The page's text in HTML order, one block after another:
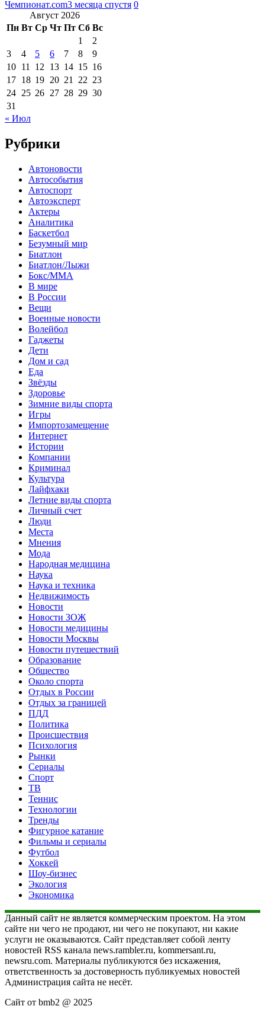
Чемпионат.com3 месяца спустя 0
Август 2026
Пн Вт Ср Чт Пт Сб Вс
1
2
3
4 5 6 7 8
9
10 11 12 13 14 15 16
17 18 19 20 21 22 23
24 25 26 27 28 29 30
31
« Июл
Рубрики
Автоновости
Автособытия
Автоспорт
Автоэксперт
Актеры
Аналитика
Баскетбол
Безумный мир
Биатлон
Биатлон/Лыжи
Бокс/MMA
В мире
В России
Вещи
Военные новости
Волейбол
Гаджеты
Дети
Дом и сад
Еда
Звёзды
Здоровье
Зимние виды спорта
Игры
Импортозамещение
Интернет
Истории
Компании
Криминал
Культура
Лайфхаки
Летние виды спорта
Личный счет
Люди
Места
Мнения
Мода
Народная медицина
Наука
Наука и техника
Недвижимость
Новости
Новости ЗОЖ
Новости медицины
Новости Москвы
Новости путешествий
Образование
Общество
Около спорта
Отдых в России
Отдых за границей
ПДД
Политика
Происшествия
Психология
Рынки
Сериалы
Спорт
ТВ
Теннис
Технологии
Тренды
Фигурное катание
Фильмы и сериалы
Футбол
Хоккей
Шоу-бизнес
Экология
Экономика
Данный сайт не является коммерческим проектом. На этом
сайте ни чего не продают, ни чего не покупают, ни какие
услуги не оказываются. Сайт представляет собой ленту
новостей RSS канала news.rambler.ru, kommersant.ru,
newsru.com. Материалы публикуются без искажения,
ответственность за достоверность публикуемых новостей
Администрация сайта не несёт.
Сайт от bmb2 @ 2025